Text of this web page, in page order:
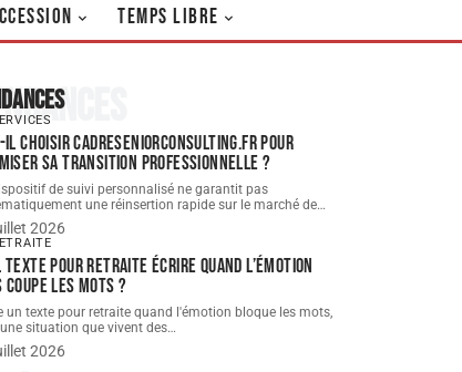
TEMPS LIBRE
il choisir cadreseniorconsulting.fr pour
sa transition professionnelle ?
de suivi personnalisé ne garantit pas
une réinsertion rapide sur le marché de…
2026
texte pour retraite écrire quand l’émotion
coupe les mots ?
un texte pour retraite quand l'émotion bloque les mots,
situation que vivent des…
2026